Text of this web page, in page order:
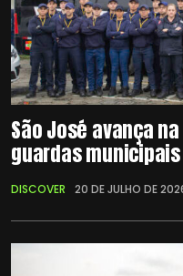
São José avança
guardas municipais
DISCOVER 20 DE JULHO DE